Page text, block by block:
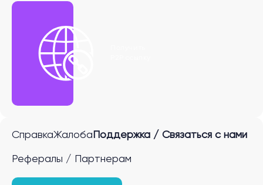
СправкаЖалоба Поддержка / Связаться с нами
Рефералы / Партнерам